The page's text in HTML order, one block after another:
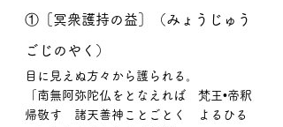
①［冥衆護持の益］（みょうじゅう
ごじのやく）
目に見えぬ方々から護られる。
「南無阿弥陀仏をとなえれば　梵王•帝釈
帰敬す　諸天善神ことごとく　よるひる